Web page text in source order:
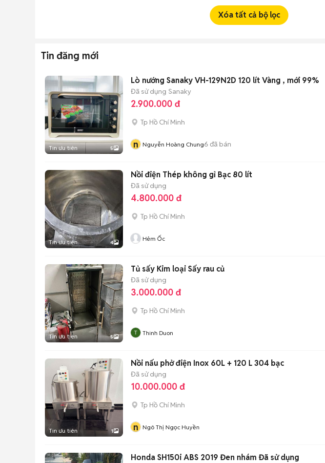
Xóa tất cả bộ lọc
Tin đăng mới
Tin ưu tiên 5
Lò nướng Sanaky VH-129N2D 120 lít Vàng , mới 99%
Đã sử dụng Sanaky
2.900.000 đ
Tp Hồ Chí Minh
n Nguyễn Hoàng Chung6 đã bán
Tin ưu tiên 4
Nồi điện Thép không gỉ Bạc 80 lít
Đã sử dụng
4.800.000 đ
Tp Hồ Chí Minh
Hẻm Ốc
Tin ưu tiên 5
Tủ sấy Kim loại Sấy rau củ
Đã sử dụng
3.000.000 đ
Tp Hồ Chí Minh
Thinh Duon
Tin ưu tiên 1
Nồi nấu phở điện Inox 60L + 120 L 304 bạc
Đã sử dụng
10.000.000 đ
Tp Hồ Chí Minh
n Ngô Thị Ngọc Huyền
Honda SH150i ABS 2019 Đen nhám Đã sử dụng